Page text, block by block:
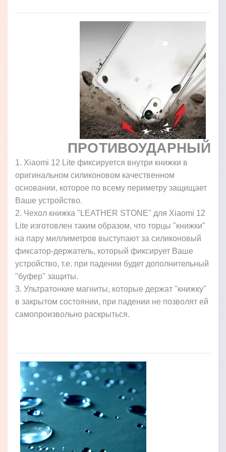
ПРОТИВОУДАРНЫЙ
1. Xiaomi 12 Lite фиксируется внутри книжки в
оригинальном силиконовом качественном
основании, которое по всему периметру защищает
Ваше устройство.
2. Чехол книжка "LEATHER STONE" для Xiaomi 12
Lite изготовлен таким образом, что торцы "книжки"
на пару миллиметров выступают за силиконовый
фиксатор-держатель, который фиксирует Ваше
устройство, т.е. при падении будет дополнительный
"буфер" защиты.
3. Ультратонкие магниты, которые держат "книжку"
в закрытом состоянии, при падении не позволят ей
самопроизвольно раскрыться.